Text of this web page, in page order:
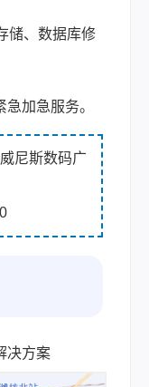
储、数据库修
加急服务。
尼斯数码广
决方案